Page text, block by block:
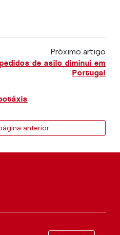
Próximo artigo
de asilo diminui em
Portugal
anterior